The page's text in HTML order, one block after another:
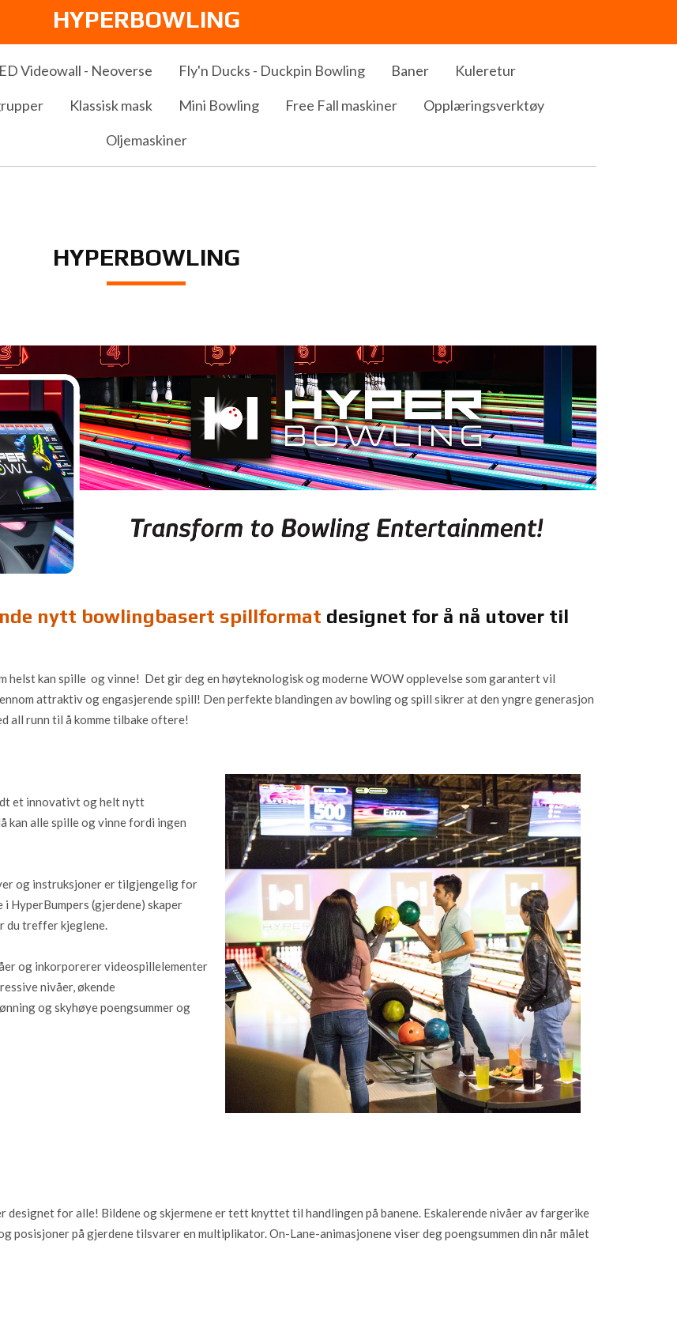
HYPERBOWLING
Videowall - Neoverse Fly'n Ducks - Duckpin Bowling Baner
Kuleretur
Klassisk mask Mini Bowling Free Fall maskiner
Opplæringsverktøy
Oljemaskiner
HYPERBOWLING
nytt bowlingbasert spillformat designet for å nå utover til
helst kan spille og vinne! Det gir deg en høyteknologisk og moderne WOW opplevelse som garantert vil
attraktiv og engasjerende spill! Den perfekte blandingen av bowling og spill sikrer at den yngre generasjon
all runn til å komme tilbake oftere!
et innovativt og helt nytt
kan alle spille og vinne fordi ingen
og instruksjoner er tilgjengelig for
i HyperBumpers (gjerdene) skaper
du treffer kjeglene.
og inkorporerer videospillelementer
nivåer, økende
og skyhøye poengsummer og
designet for alle! Bildene og skjermene er tett knyttet til handlingen på banene. Eskalerende nivåer av fargerike
posisjoner på gjerdene tilsvarer en multiplikator. On-Lane-animasjonene viser deg poengsummen din når målet